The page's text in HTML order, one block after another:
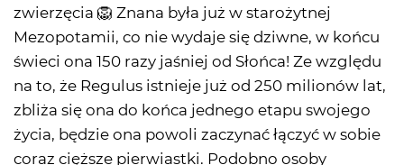
zwierzęcia 🦁 Znana była już w starożytnej
Mezopotamii, co nie wydaje się dziwne, w końcu
świeci ona 150 razy jaśniej od Słońca! Ze względu
na to, że Regulus istnieje już od 250 milionów lat,
zbliża się ona do końca jednego etapu swojego
życia, będzie ona powoli zaczynać łączyć w sobie
coraz cięższe pierwiastki. Podobno osoby